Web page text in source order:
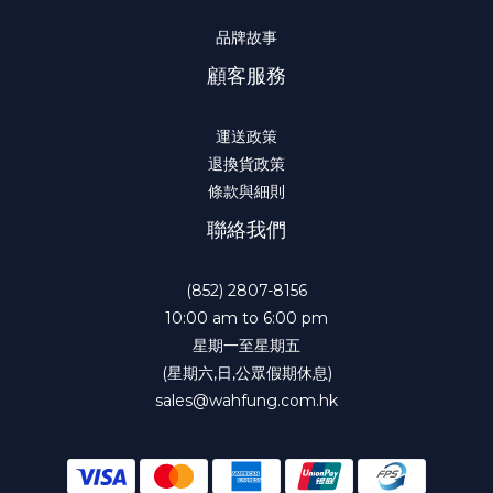
品牌故事
顧客服務
運送政策
退換貨政策
條款與細則
聯絡我們
(852) 2807-8156
10:00 am to 6:00 pm
星期一至星期五
(星期六,日,公眾假期休息)
sales@wahfung.com.hk